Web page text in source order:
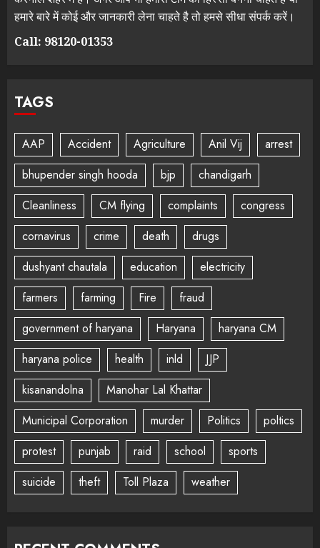
हमारे बारे में कोई और जानकारी लेना चाहते है तो हमसे सीधा संपर्क करें।
Call: 98120-01353
TAGS
AAP Accident Agriculture Anil Vij
arrest
bhupender singh hooda
bjp
chandigarh
Cleanliness
CM flying complaints
congress
cornavirus
crime death
drugs
dushyant chautala
education
electricity
farmers
farming Fire
fraud
government of haryana
Haryana
haryana CM
haryana police
health inld
JJP
kisanandolna
Manohar Lal Khattar
Municipal Corporation
murder Politics
poltics
protest
punjab raid school
sports
suicide
theft Toll Plaza weather